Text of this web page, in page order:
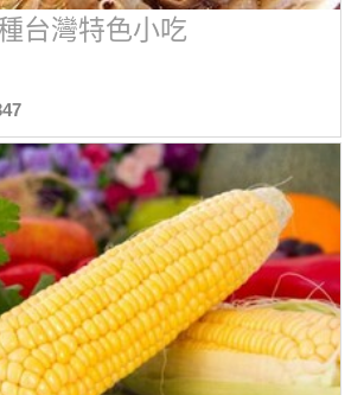
台灣特色小吃